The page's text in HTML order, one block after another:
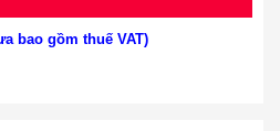
bao gồm thuế VAT)